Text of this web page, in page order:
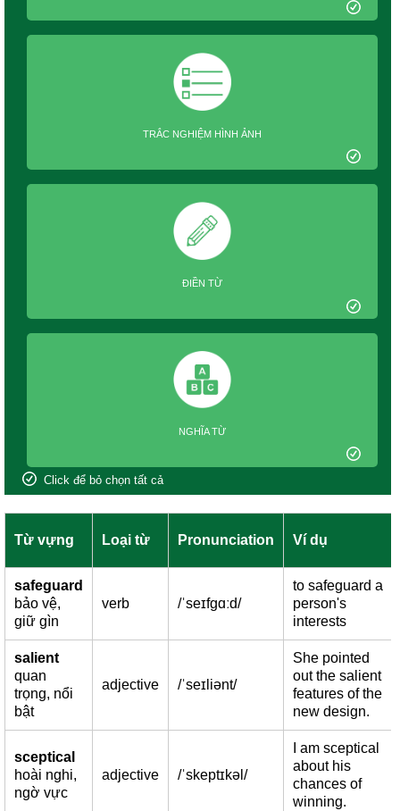
TRẮC NGHIỆM HÌNH ẢNH
ĐIỀN TỪ
NGHĨA TỪ
Click để bỏ chọn tất cả
Từ vựng Loại từ Pronunciation Ví dụ
safeguard
bảo vệ,
giữ gìn
verb /ˈseɪfɡɑːd/
to safeguard a
person's
interests
salient
quan
trọng, nổi
bật
adjective /ˈseɪliənt/
She pointed
out the salient
features of the
new design.
sceptical
hoài nghi,
ngờ vực
adjective /ˈskeptɪkəl/
I am sceptical
about his
chances of
winning.